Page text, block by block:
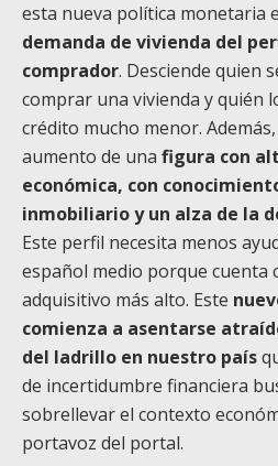
esta nueva política monetaria
demanda de vivienda del
comprador. Desciende quien
comprar una vivienda y quién
crédito mucho menor.
aumento de una figura con
económica, con
inmobiliario y un alza de la
Este perfil necesita menos
español medio porque cuenta
adquisitivo más alto. Este
comienza a asentarse
del ladrillo en nuestro país
de incertidumbre financiera
sobrellevar el contexto
portavoz del portal.